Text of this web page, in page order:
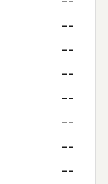
--
--
--
--
--
--
--